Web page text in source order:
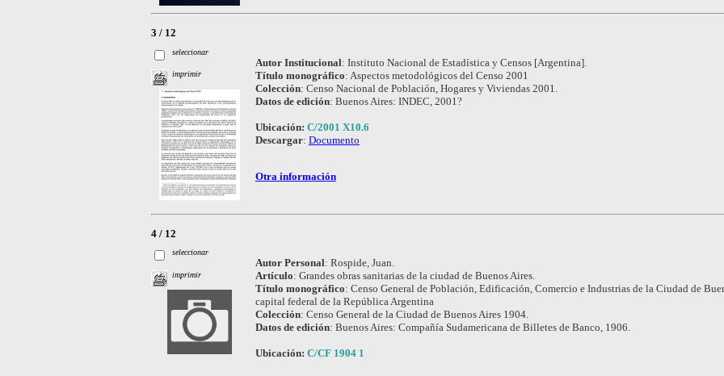
3 / 12
seleccionar
imprimir
Autor Institucional: Instituto Nacional de Estadística y Censos [Argentina].
Título monográfico: Aspectos metodológicos del Censo 2001
Colección: Censo Nacional de Población, Hogares y Viviendas 2001.
Datos de edición: Buenos Aires: INDEC, 2001?
Ubicación: C/2001 X10.6
Descargar: Documento
Otra información
4 / 12
seleccionar
imprimir
Autor Personal: Rospide, Juan.
Artículo: Grandes obras sanitarias de la ciudad de Buenos Aires.
Título monográfico: Censo General de Población, Edificación, Comercio e Industrias de la Ciudad de
capital federal de la República Argentina
Colección: Censo General de la Ciudad de Buenos Aires 1904.
Datos de edición: Buenos Aires: Compañía Sudamericana de Billetes de Banco, 1906.
Ubicación: C/CF 1904 1